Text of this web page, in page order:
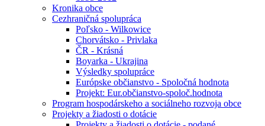
Kronika obce
Cezhraničná spolupráca
Poľsko - Wilkowice
Chorvátsko - Privlaka
ČR - Krásná
Boyarka - Ukrajina
Výsledky spolupráce
Európske občianstvo - Spoločná hodnota
Projekt: Eur.občianstvo-spoloč.hodnota
Program hospodárskeho a sociálneho rozvoja obce
Projekty a žiadosti o dotácie